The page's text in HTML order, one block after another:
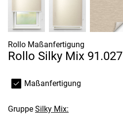
Rollo Maßanfertigung
Rollo Silky Mix 91.027
Maßanfertigung
Gruppe Silky Mix: